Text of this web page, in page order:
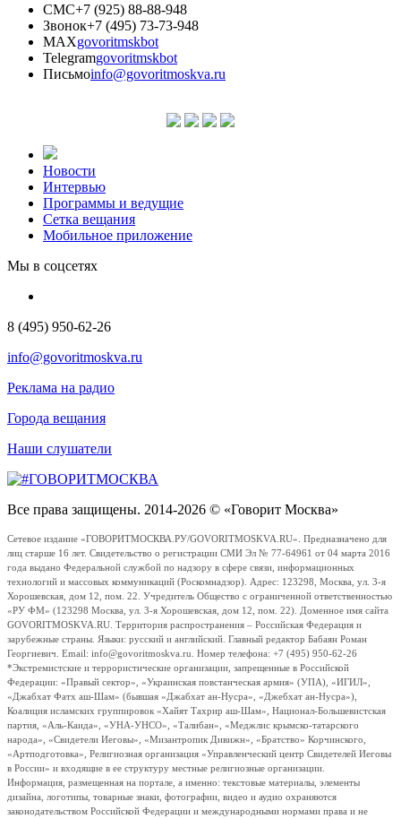
СМС+7 (925) 88-88-948
Звонок+7 (495) 73-73-948
MAXgovoritmskbot
Telegramgovoritmskbot
Письмоinfo@govoritmoskva.ru
Новости
Интервью
Программы и ведущие
Сетка вещания
Мобильное приложение
Мы в соцсетях
8 (495) 950-62-26
info@govoritmoskva.ru
Реклама на радио
Города вещания
Наши слушатели
Все права защищены. 2014-2026 © «Говорит Москва»
Сетевое издание «ГОВОРИТМОСКВА.РУ/GOVORITMOSKVA.RU». Предназначено для
лиц старше 16 лет. Свидетельство о регистрации СМИ Эл № 77-64961 от 04 марта 2016
года выдано Федеральной службой по надзору в сфере связи, информационных
технологий и массовых коммуникаций (Роскомнадзор). Адрес: 123298, Москва, ул. 3-я
Хорошевская, дом 12, пом. 22. Учредитель Общество с ограниченной ответственностью
«РУ ФМ» (123298 Москва, ул. 3-я Хорошевская, дом 12, пом. 22). Доменное имя сайта
GOVORITMOSKVA.RU. Территория распространения – Российская Федерация и
зарубежные страны. Языки: русский и английский. Главный редактор Бабаян Роман
Георгиевич. Email: info@govoritmoskva.ru. Номер телефона: +7 (495) 950-62-26
*Экстремистские и террористические организации, запрещенные в Российской
Федерации: «Правый сектор», «Украинская повстанческая армия» (УПА), «ИГИЛ»,
«Джабхат Фатх аш-Шам» (бывшая «Джабхат ан-Нусра», «Джебхат ан-Нусра»),
Коалиция исламских группировок «Хайят Тахрир аш-Шам», Национал-Большевистская
партия, «Аль-Каида», «УНА-УНСО», «Талибан», «Меджлис крымско-татарского
народа», «Свидетели Иеговы», «Мизантропик Дивижн», «Братство» Корчинского,
«Артподготовка», Религиозная организация «Управленческий центр Свидетелей Иеговы
в России» и входящие в ее структуру местные религиозные организации.
Информация, размещенная на портале, а именно: текстовые материалы, элементы
дизайна, логотипы, товарные знаки, фотографии, видео и аудио охраняются
законодательством Российской Федерации и международными нормами права и не